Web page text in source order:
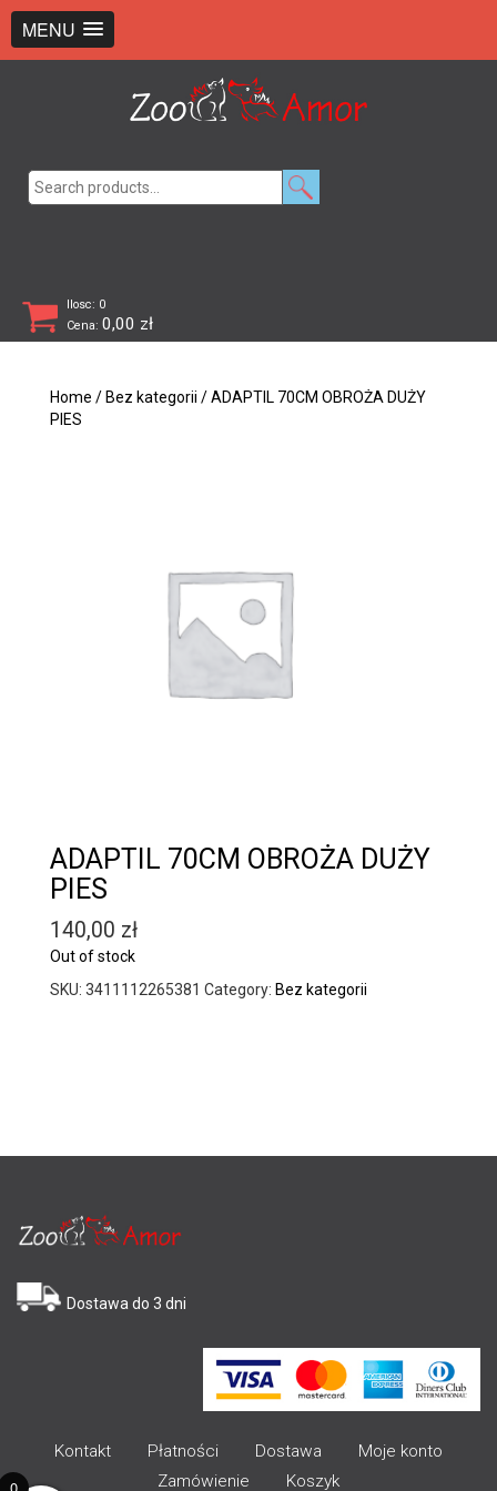
MENU
Ilosc: 0
Cena: 0,00 zł
Home / Bez kategorii / ADAPTIL 70CM OBROŻA DUŻY
PIES
ADAPTIL 70CM OBROŻA DUŻY
PIES
140,00 zł
Out of stock
SKU: 3411112265381 Category: Bez kategorii
Dostawa do 3 dni
Kontakt Płatności Dostawa
Moje konto
Zamówienie
Koszyk